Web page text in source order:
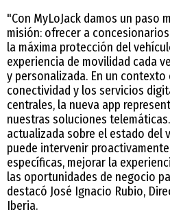
"Con MyLoJack damos un paso
misión: ofrecer a
la máxima protección del
experiencia de movilidad cada
y personalizada. En un
conectividad y los servicios
centrales, la nueva app
nuestras soluciones
actualizada sobre el estado del
puede intervenir
específicas, mejorar la
las oportunidades de negocio
destacó José Ignacio Rubio,
Iberia.